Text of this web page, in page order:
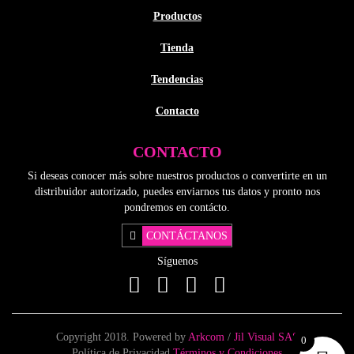
Productos
Tienda
Tendencias
Contacto
CONTACTO
Si deseas conocer más sobre nuestros productos o convertirte en un
distribuidor autorizado, puedes enviarnos tus datos y pronto nos
pondremos en contácto.
CONTÁCTANOS
Síguenos
Copyright 2018. Powered by Arkcom / Jil Visual SAS 0